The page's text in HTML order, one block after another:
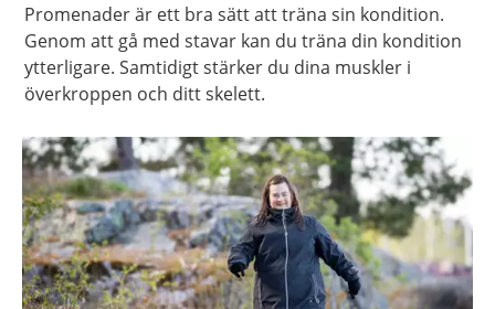
Promenader är ett bra sätt att träna sin kondition.
Genom att gå med stavar kan du träna din kondition
ytterligare. Samtidigt stärker du dina muskler i
överkroppen och ditt skelett.